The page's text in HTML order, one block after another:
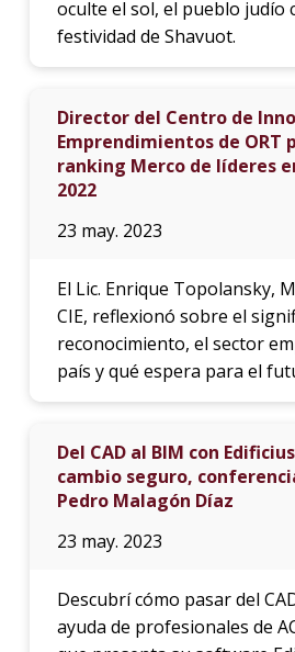
oculte el sol, el pueblo judío
festividad de Shavuot.
Director del Centro de
Emprendimientos de ORT
ranking Merco de líderes
2022
23 may. 2023
El Lic. Enrique Topolansky,
CIE, reflexionó sobre el
reconocimiento, el sector
país y qué espera para el
Del CAD al BIM con
cambio seguro,
Pedro Malagón Díaz
23 may. 2023
Descubrí cómo pasar del
ayuda de profesionales de